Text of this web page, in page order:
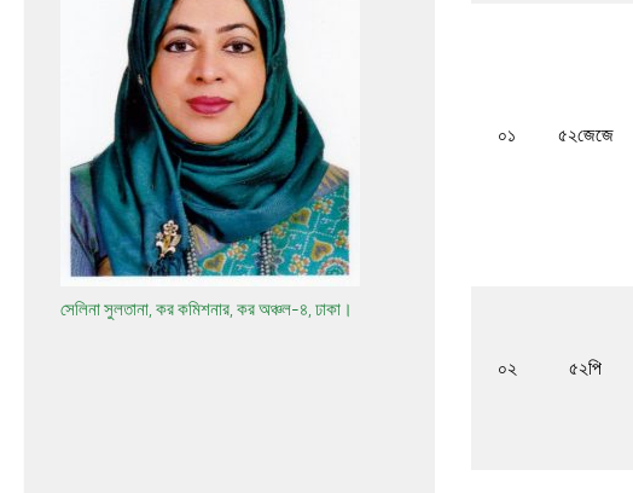
০১ ৫২জেজে
০২ ৫২পি
সেলিনা সুলতানা, কর কমিশনার, কর অঞ্চল-৪, ঢাকা।